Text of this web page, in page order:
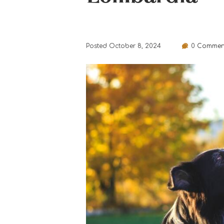
Posted October 8, 2024 0